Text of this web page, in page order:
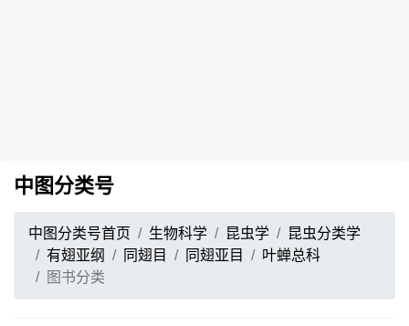
中图分类号
中图分类号首页 生物科学 昆虫学
昆虫分类学
有翅亚纲
同翅目 同翅亚目
叶蝉总科
图书分类